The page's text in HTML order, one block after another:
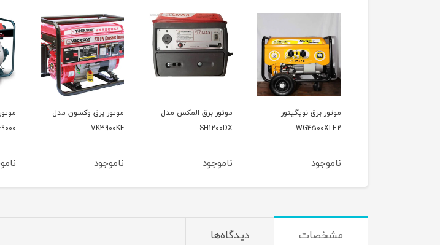
موتور برق المکس مدل
SH1200DX
ناموجود
موتور برق وکسون مدل
VK3900KF
ناموجود
موتور برق کاما مدل
KDE9000
ناموجود
مشخصات دیدگاه‌ها